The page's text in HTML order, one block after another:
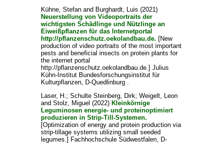
Kühne, Stefanand Burghardt, Luis (2021)
Neuerstellung von Videoportraits der
wichtigsten Schädlinge und Nützlinge an
Eiweißpflanzen für das Internetportal
http://pflanzenschutz.oekolandbau.de. [New
production of video portraits of the most important
pests and beneficial insects on protein plants for
the internet portal
http://pflanzenschutz.oekolandbau.de.] Julius
Kühn-Institut Bundesforschungsinstitut für
Kulturpflanzen, D-Quedlinburg .
Laser, H.; Schulte Steinberg, Dirk; Weigelt, Leon
and Stolz, Miguel (2022) Kleinkörnige
Leguminosen energie- und proteinoptimiert
produzieren in Strip-Till-Systemen.
[Optimization of energy and protein production via
strip-tillage systems utilizing small seeded
legumes.] Fachhochschule Südwestfalen, D-